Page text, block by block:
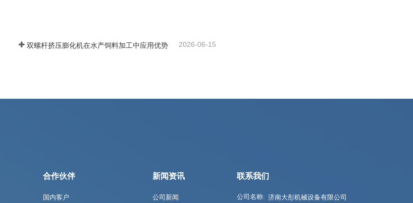
双螺杆挤压膨化机在水产饲料加工中应用优势 2026-06-15
合作伙伴
国内客户
新闻资讯
公司新闻
联系我们
公司名称: 济南大彤机械设备有限公司